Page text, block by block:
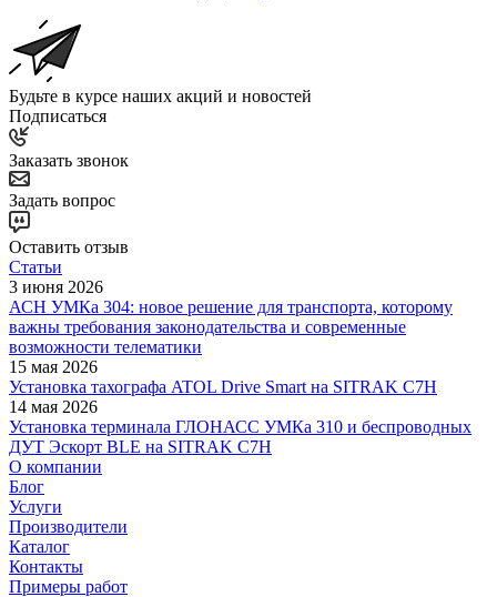
Будьте в курсе наших акций и новостей
Подписаться
Заказать звонок
Задать вопрос
Оставить отзыв
Статьи
3 июня 2026
АСН УМКа 304: новое решение для транспорта, которому
важны требования законодательства и современные
возможности телематики
15 мая 2026
Установка тахографа ATOL Drive Smart на SITRAK C7H
14 мая 2026
Установка терминала ГЛОНАСС УМКа 310 и беспроводных
ДУТ Эскорт BLE на SITRAK C7H
О компании
Блог
Услуги
Производители
Каталог
Контакты
Примеры работ